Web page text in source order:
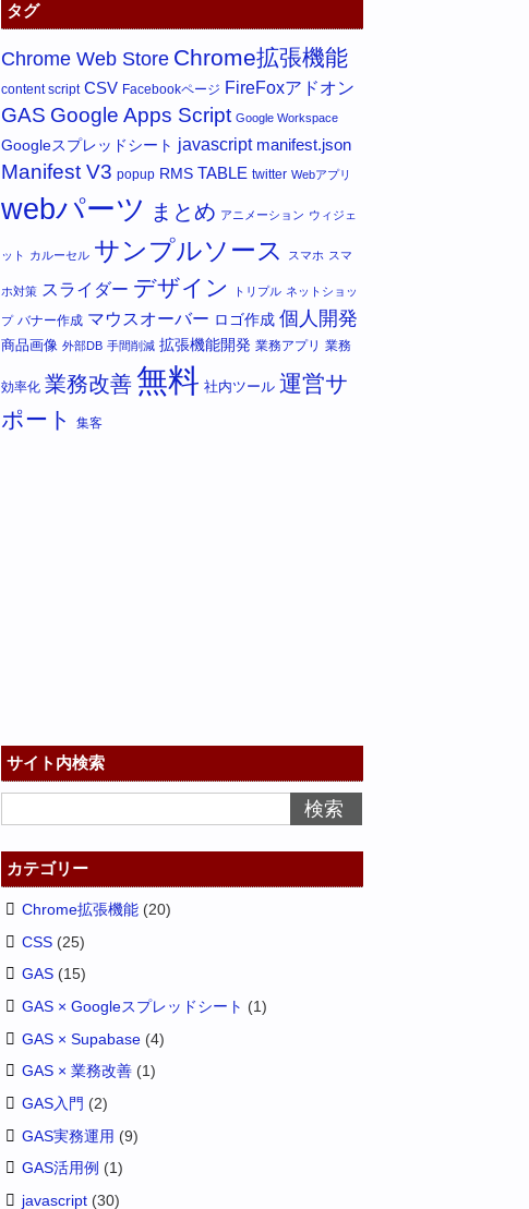
タグ
Chrome Web Store Chrome拡張機能
content script CSV Facebookページ FireFoxアドオン
GAS Google Apps Script Google Workspace
Googleスプレッドシート javascript manifest.json
Manifest V3 popup RMS TABLE twitter Webアプリ
webパーツ まとめ アニメーション ウィジェ
ット カルーセル サンプルソース スマホ スマ
ホ対策 スライダー デザイン トリプル ネットショッ
プ バナー作成 マウスオーバー ロゴ作成 個人開発
商品画像 外部DB 手間削減 拡張機能開発 業務アプリ 業務
効率化 業務改善無料 社内ツール 運営サ
ポート
集客
サイト内検索
カテゴリー
Chrome拡張機能 (20)
CSS (25)
GAS (15)
GAS × Googleスプレッドシート (1)
GAS × Supabase (4)
GAS × 業務改善 (1)
GAS入門 (2)
GAS実務運用 (9)
GAS活用例 (1)
javascript (30)